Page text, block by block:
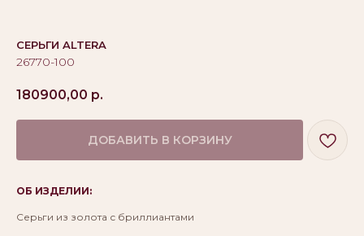
СЕРЬГИ ALTERA
26770-100
180900,00 р.
ДОБАВИТЬ В КОРЗИНУ
ОБ ИЗДЕЛИИ:
Серьги из золота с бриллиантами